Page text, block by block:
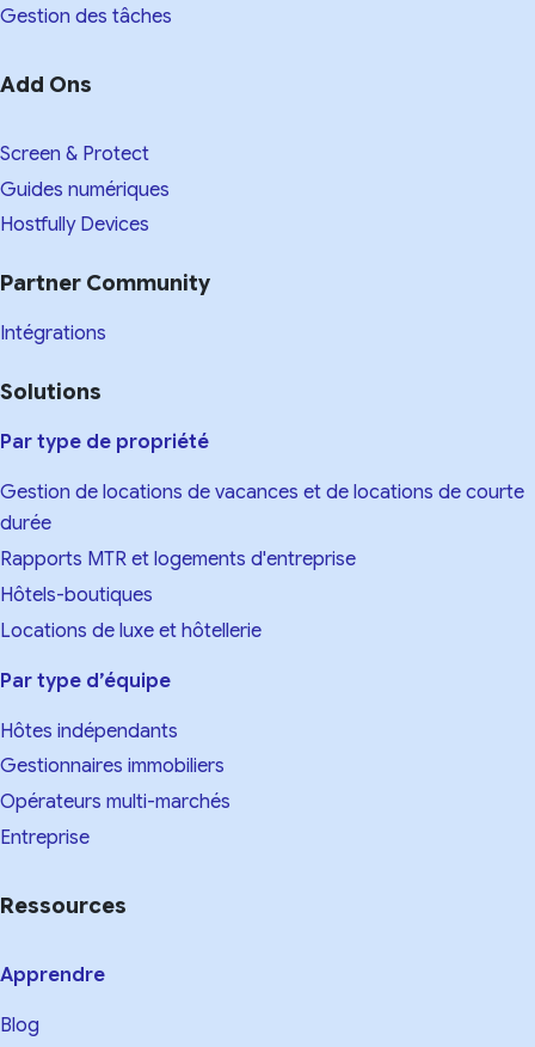
Gestion des tâches
Add Ons
Screen & Protect
Guides numériques
Hostfully Devices
Partner Community
Intégrations
Solutions
Par type de propriété
Gestion de locations de vacances et de locations de courte
durée
Rapports MTR et logements d'entreprise
Hôtels-boutiques
Locations de luxe et hôtellerie
Par type d’équipe
Hôtes indépendants
Gestionnaires immobiliers
Opérateurs multi-marchés
Entreprise
Ressources
Apprendre
Blog